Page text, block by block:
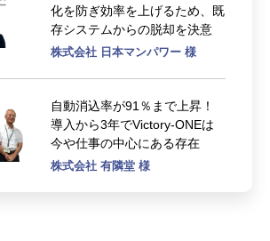
化を防ぎ効率を上げるため、既
存システムからの脱却を決意
株式会社 日本マンパワー 様
自動消込率が91％まで上昇！
導入から3年でVictory-ONEは
今や仕事の中心にある存在
株式会社 有隣堂 様